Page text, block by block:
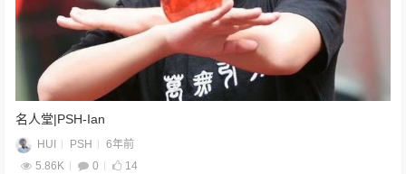
名人堂|PSH-Ian
HUI PSH
6年前
5.86K
0 14